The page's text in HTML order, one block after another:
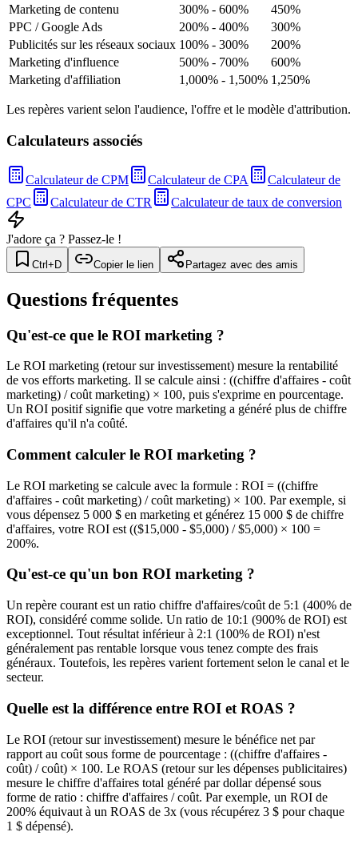
Marketing de contenu
300% - 600% 450%
PPC / Google Ads
200% - 400% 300%
Publicités sur les réseaux sociaux 100% - 300% 200%
Marketing d'influence
500% - 700% 600%
Marketing d'affiliation
1,000% - 1,500% 1,250%
Les repères varient selon l'audience, l'offre et le modèle d'attribution.
Calculateurs associés
Calculateur de CPM Calculateur de CPA
Calculateur de
CPC
Calculateur de CTR Calculateur de taux de conversion
J'adore ça ? Passez-le !
Ctrl+D Copier le lien Partagez avec des amis
Questions fréquentes
Qu'est-ce que le ROI marketing ?
Le ROI marketing (retour sur investissement) mesure la rentabilité
de vos efforts marketing. Il se calcule ainsi : ((chiffre d'affaires - coût
marketing) / coût marketing) × 100, puis s'exprime en pourcentage.
Un ROI positif signifie que votre marketing a généré plus de chiffre
d'affaires qu'il n'a coûté.
Comment calculer le ROI marketing ?
Le ROI marketing se calcule avec la formule : ROI = ((chiffre
d'affaires - coût marketing) / coût marketing) × 100. Par exemple, si
vous dépensez 5 000 $ en marketing et générez 15 000 $ de chiffre
d'affaires, votre ROI est (($15,000 - $5,000) / $5,000) × 100 =
200%.
Qu'est-ce qu'un bon ROI marketing ?
Un repère courant est un ratio chiffre d'affaires/coût de 5:1 (400% de
ROI), considéré comme solide. Un ratio de 10:1 (900% de ROI) est
exceptionnel. Tout résultat inférieur à 2:1 (100% de ROI) n'est
généralement pas rentable lorsque vous tenez compte des frais
généraux. Toutefois, les repères varient fortement selon le canal et le
secteur.
Quelle est la différence entre ROI et ROAS ?
Le ROI (retour sur investissement) mesure le bénéfice net par
rapport au coût sous forme de pourcentage : ((chiffre d'affaires -
coût) / coût) × 100. Le ROAS (retour sur les dépenses publicitaires)
mesure le chiffre d'affaires total généré par dollar dépensé sous
forme de ratio : chiffre d'affaires / coût. Par exemple, un ROI de
200% équivaut à un ROAS de 3x (vous récupérez 3 $ pour chaque
1 $ dépensé).